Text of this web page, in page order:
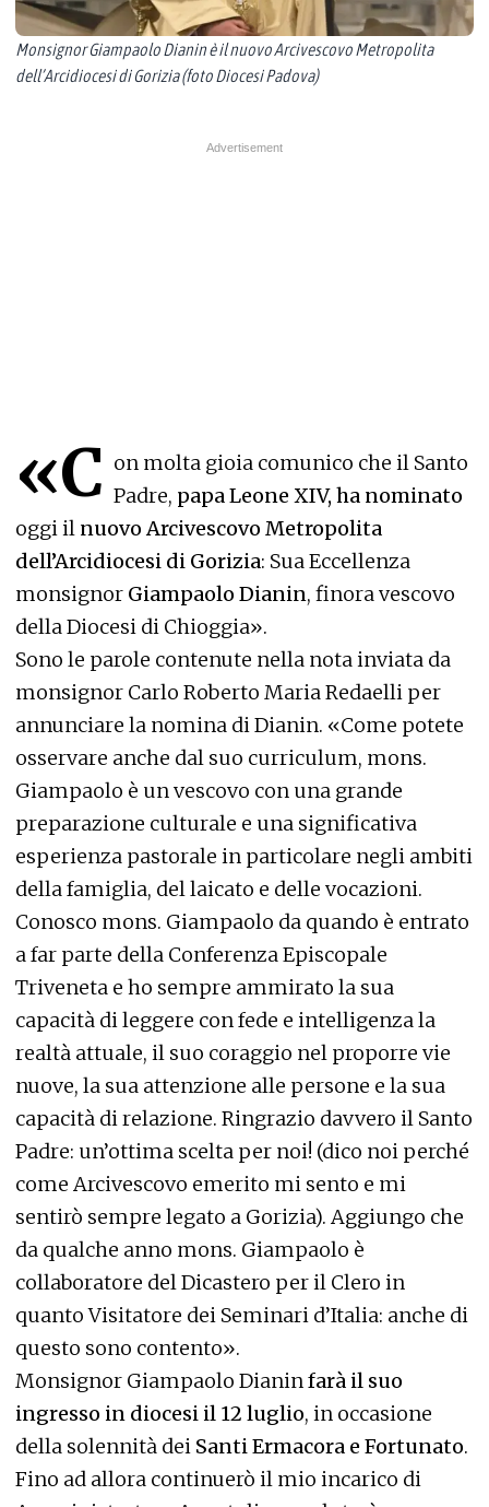
Monsignor Giampaolo Dianin è il nuovo Arcivescovo Metropolita
dell’Arcidiocesi di Gorizia (foto Diocesi Padova)
«C on molta gioia comunico che il Santo
Padre, papa Leone XIV, ha nominato
oggi il nuovo Arcivescovo Metropolita
dell’Arcidiocesi di Gorizia: Sua Eccellenza
monsignor Giampaolo Dianin, finora vescovo
della Diocesi di Chioggia».
Sono le parole contenute nella nota inviata da
monsignor Carlo Roberto Maria Redaelli per
annunciare la nomina di Dianin. «Come potete
osservare anche dal suo curriculum, mons.
Giampaolo è un vescovo con una grande
preparazione culturale e una significativa
esperienza pastorale in particolare negli ambiti
della famiglia, del laicato e delle vocazioni.
Conosco mons. Giampaolo da quando è entrato
a far parte della Conferenza Episcopale
Triveneta e ho sempre ammirato la sua
capacità di leggere con fede e intelligenza la
realtà attuale, il suo coraggio nel proporre vie
nuove, la sua attenzione alle persone e la sua
capacità di relazione. Ringrazio davvero il Santo
Padre: un’ottima scelta per noi! (dico noi perché
come Arcivescovo emerito mi sento e mi
sentirò sempre legato a Gorizia). Aggiungo che
da qualche anno mons. Giampaolo è
collaboratore del Dicastero per il Clero in
quanto Visitatore dei Seminari d’Italia: anche di
questo sono contento».
Monsignor Giampaolo Dianinfarà il suo
ingresso in diocesi il 12 luglio, in occasione
della solennità dei Santi Ermacora e Fortunato.
Fino ad allora continuerò il mio incarico di